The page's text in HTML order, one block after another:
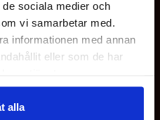
sociala medier och
vi samarbetar med.
informationen med annan
eller som de har
alla
OS